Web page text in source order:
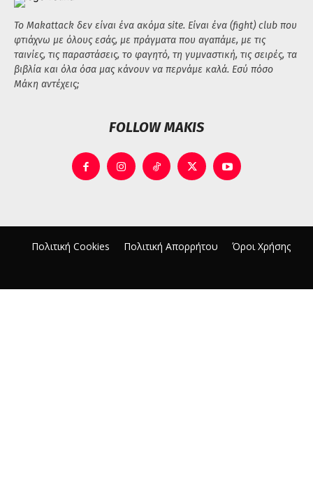
Το Makattack δεν είναι ένα ακόμα site. Είναι ένα (fight) club που
φτιάχνω με όλους εσάς, με πράγματα που αγαπάμε, με τις
ταινίες, τις παραστάσεις, το φαγητό, τη γυμναστική, τις σειρές, τα
βιβλία και όλα όσα μας κάνουν να περνάμε καλά. Εσύ πόσο
Μάκη αντέχεις;
FOLLOW MAKIS
Πολιτική Cookies Πολιτική Απορρήτου Όροι Χρήσης